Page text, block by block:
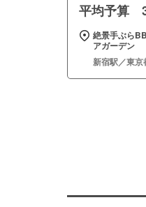
平均予算
絶景手ぶら
アガーデン
新宿駅／東京